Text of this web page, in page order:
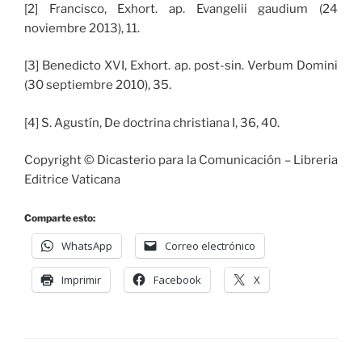
[2] Francisco, Exhort. ap. Evangelii gaudium (24
noviembre 2013), 11.
[3] Benedicto XVI, Exhort. ap. post-sin. Verbum Domini
(30 septiembre 2010), 35.
[4] S. Agustín, De doctrina christiana I, 36, 40.
Copyright © Dicasterio para la Comunicación – Libreria
Editrice Vaticana
Comparte esto:
WhatsApp Correo electrónico
Imprimir Facebook X